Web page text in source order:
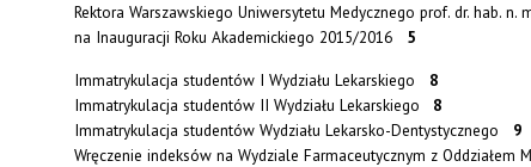
Rektora Warszawskiego Uniwersytetu Medycznego prof. dr. hab. n.
na Inauguracji Roku Akademickiego 2015/2016 5
Immatrykulacja studentów I Wydziału Lekarskiego 8
Immatrykulacja studentów II Wydziału Lekarskiego
8
Immatrykulacja studentów Wydziału Lekarsko-Dentystycznego 9
Wręczenie indeksów na Wydziale Farmaceutycznym z Oddziałem